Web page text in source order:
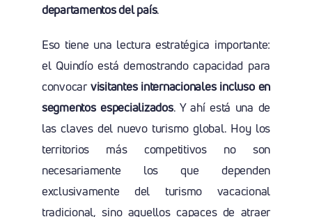
departamentos del país.
Eso tiene una lectura estratégica importante:
el Quindío está demostrando capacidad para
convocar visitantes internacionales incluso en
segmentos especializados. Y ahí está una de
las claves del nuevo turismo global. Hoy los
territorios más competitivos no son
necesariamente los que dependen
exclusivamente del turismo vacacional
tradicional, sino aquellos capaces de atraer